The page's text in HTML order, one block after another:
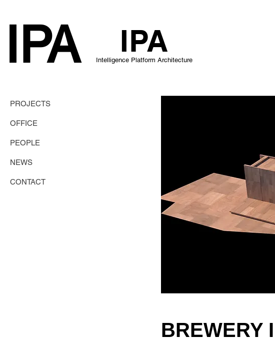
IPA
Intelligence Platform Architecture
IPA
PROJECTS
OFFICE
PEOPLE
NEWS
CONTACT
BREWERY